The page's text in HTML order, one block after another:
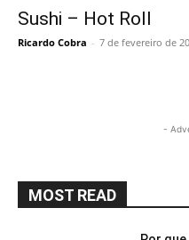
Sushi – Hot Roll
Ricardo Cobra - 7 de fevereiro de
-
MOST READ